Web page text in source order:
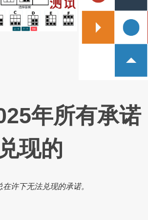
年所有承诺
现的
许下无法兑现的承诺。